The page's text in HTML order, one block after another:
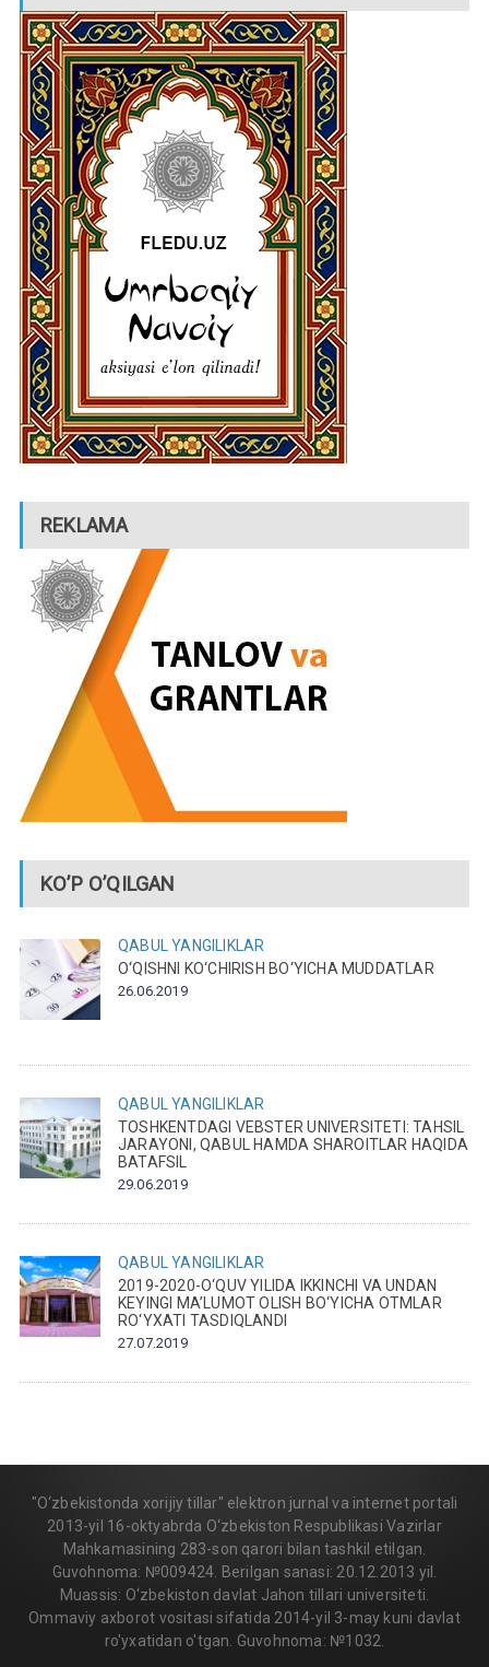
REKLAMA
KO’P O’QILGAN
QABUL
YANGILIKLAR
O‘QISHNI KO‘CHIRISH BO‘YICHA MUDDATLAR
26.06.2019
QABUL
YANGILIKLAR
TOSHKENTDAGI VEBSTER UNIVERSITETI: TAHSIL
JARAYONI, QABUL HAMDA SHAROITLAR HAQIDA
BATAFSIL
29.06.2019
QABUL
YANGILIKLAR
2019-2020-O‘QUV YILIDA IKKINCHI VA UNDAN
KEYINGI MA’LUMOT OLISH BO‘YICHA OTMLAR
RO‘YXATI TASDIQLANDI
27.07.2019
"O‘zbekistonda xorijiy tillar" elektron jurnal va internet portali
2013-yil 16-oktyabrda O‘zbekiston Respublikasi Vazirlar
Mahkamasining 283-son qarori bilan tashkil etilgan.
Guvohnoma: №009424. Berilgan sanasi: 20.12.2013 yil.
Muassis: O‘zbekiston davlat Jahon tillari universiteti.
Ommaviy axborot vositasi sifatida 2014-yil 3-may kuni davlat
ro'yxatidan o'tgan. Guvohnoma: №1032.